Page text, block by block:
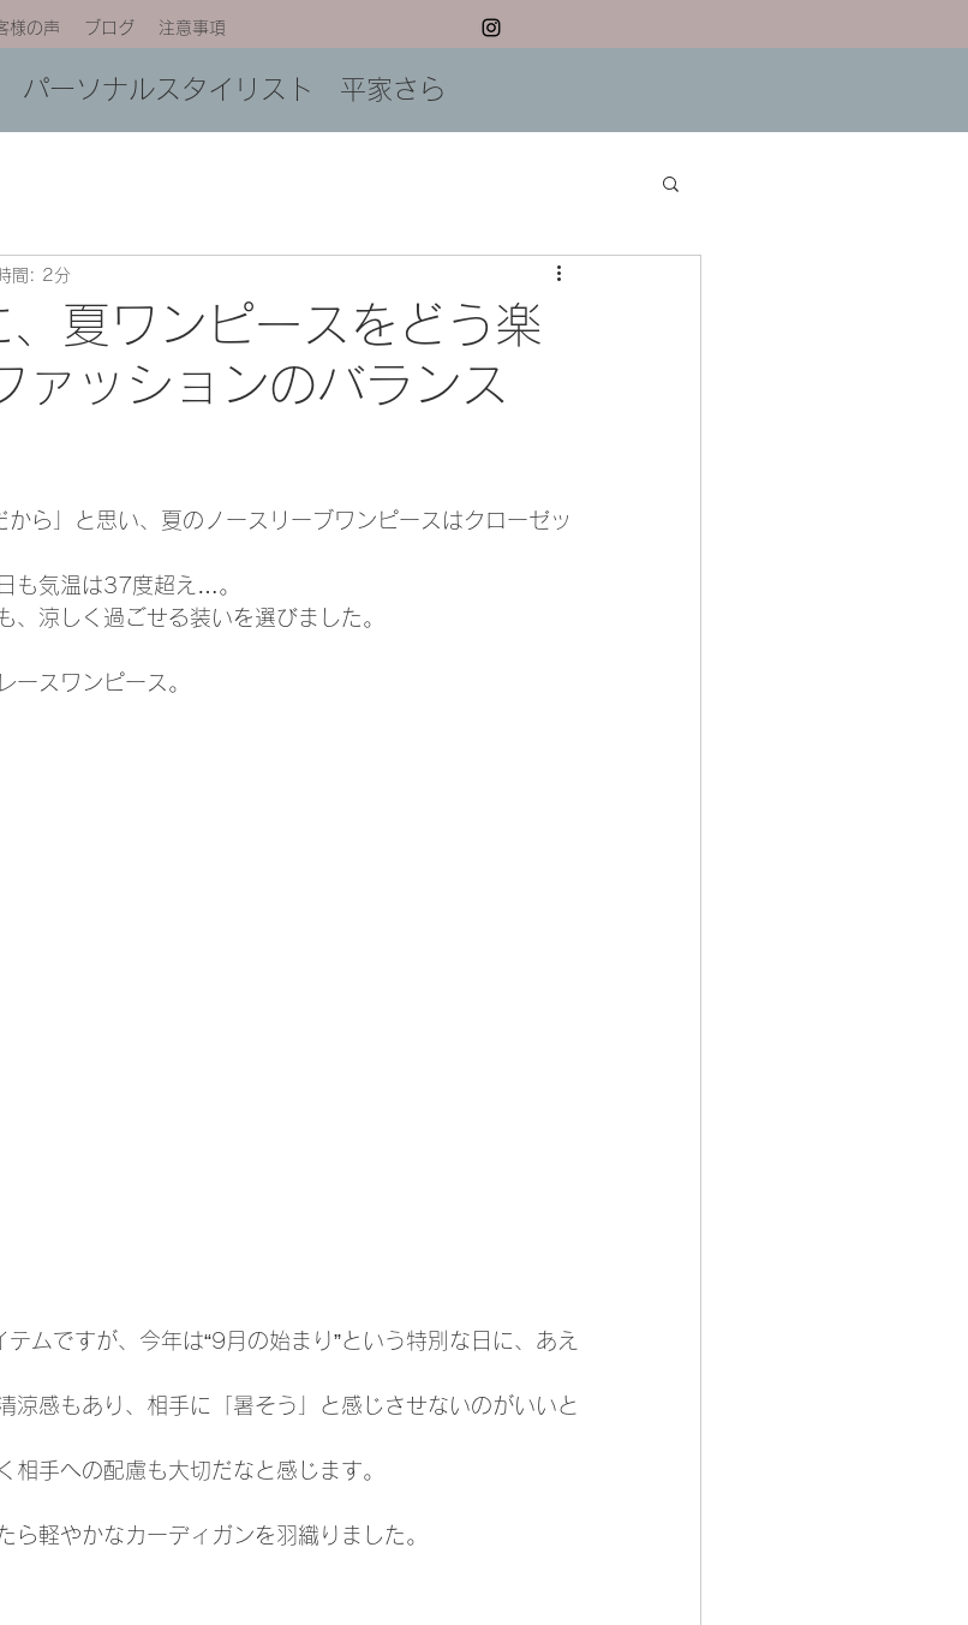
様の声 ブログ 注意事項
パーソナルスタイリスト 平家さら
夏ワンピースをどう楽
ァッションのバランス
間: 2分
ら」と思い、夏のノースリーブワンピースはクローゼッ
も気温は37度超え…。
、涼しく過ごせる装いを選びました。
ースワンピース。
ムですが、今年は“9月の始まり”という特別な日に、あえ
涼感もあり、相手に「暑そう」と感じさせないのがいいと
相手への配慮も大切だなと感じます。
ら軽やかなカーディガンを羽織りました。